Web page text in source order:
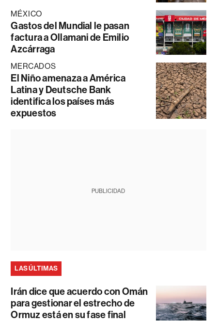
MÉXICO
Gastos del Mundial le pasan
factura a Ollamani de Emilio
Azcárraga
MERCADOS
El Niño amenaza a América
Latina y Deutsche Bank
identifica los países más
expuestos
PUBLICIDAD
LAS ÚLTIMAS
Irán dice que acuerdo con Omán
para gestionar el estrecho de
Ormuz está en su fase final